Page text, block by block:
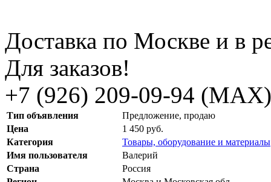
Доставка по Москве и в
Для заказов!
+7 (926) 209-09-94 (МАХ)
Тип объявления
Предложение, продаю
Цена
1 450 руб.
Категория
Товары, оборудование и материалы
Имя пользователя
Валерий
Страна
Россия